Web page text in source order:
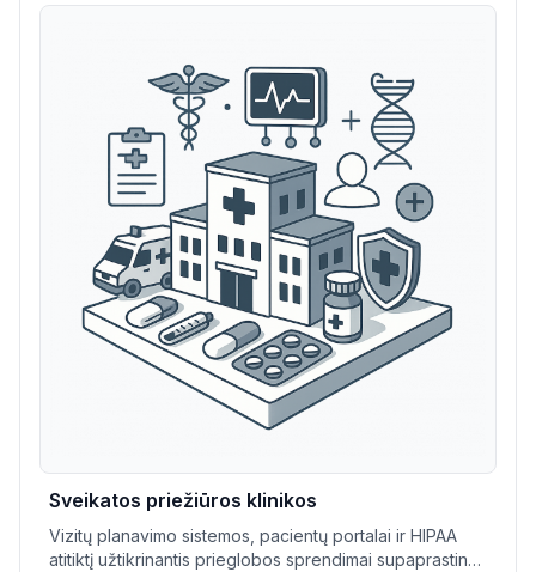
Sveikatos priežiūros klinikos
Vizitų planavimo sistemos, pacientų portalai ir HIPAA
atitiktį užtikrinantis prieglobos sprendimai supaprastina